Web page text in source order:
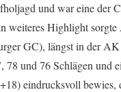
und war eine der
weiteres Highlight
GC), längst in der AK
78 und 76 Schlägen und
eindrucksvoll bewies,